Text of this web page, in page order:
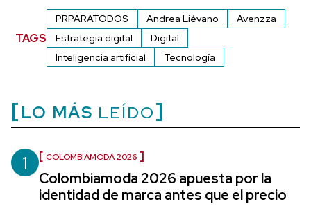
TAGS
PRPARATODOS Andrea Liévano
Avenzza
Estrategia digital
Digital
Inteligencia artificial
Tecnología
LO MÁS LEÍDO
1 COLOMBIAMODA 2026
Colombiamoda 2026 apuesta por la
identidad de marca antes que el precio